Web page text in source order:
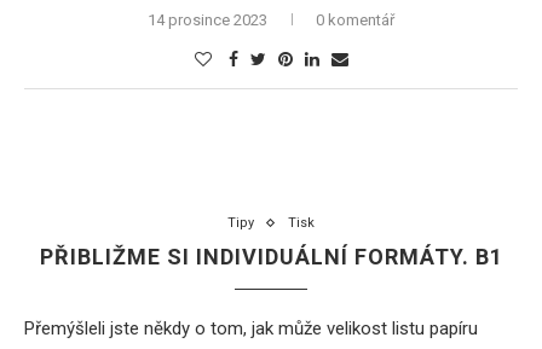
14 prosince 2023 0 komentář
Tipy Tisk
PŘIBLIŽME SI INDIVIDUÁLNÍ FORMÁTY. B1
Přemýšleli jste někdy o tom, jak může velikost listu papíru